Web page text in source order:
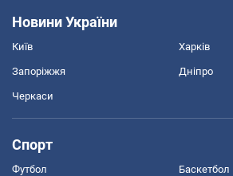
Новини України
Київ Харків
Запоріжжя Дніпро
Черкаси
Спорт
Футбол Баскетбол